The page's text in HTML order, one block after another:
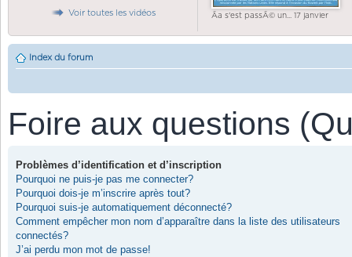
Voir toutes les vidéos Ãa s'est passÃ© un... 17 janvier
Index du forum
Foire aux questions
Problèmes d’identification et d’inscription
Pourquoi ne puis-je pas me connecter?
Pourquoi dois-je m’inscrire après tout?
Pourquoi suis-je automatiquement déconnecté?
Comment empêcher mon nom d’apparaître dans la liste des utilisateurs
connectés?
J’ai perdu mon mot de passe!